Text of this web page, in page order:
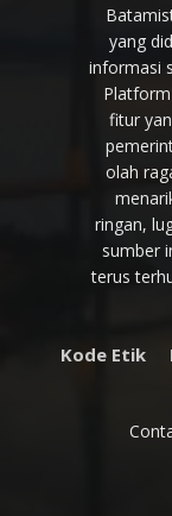
yang
informasi
fitur
olah
ringan,
sumber
terus
Kode Etik